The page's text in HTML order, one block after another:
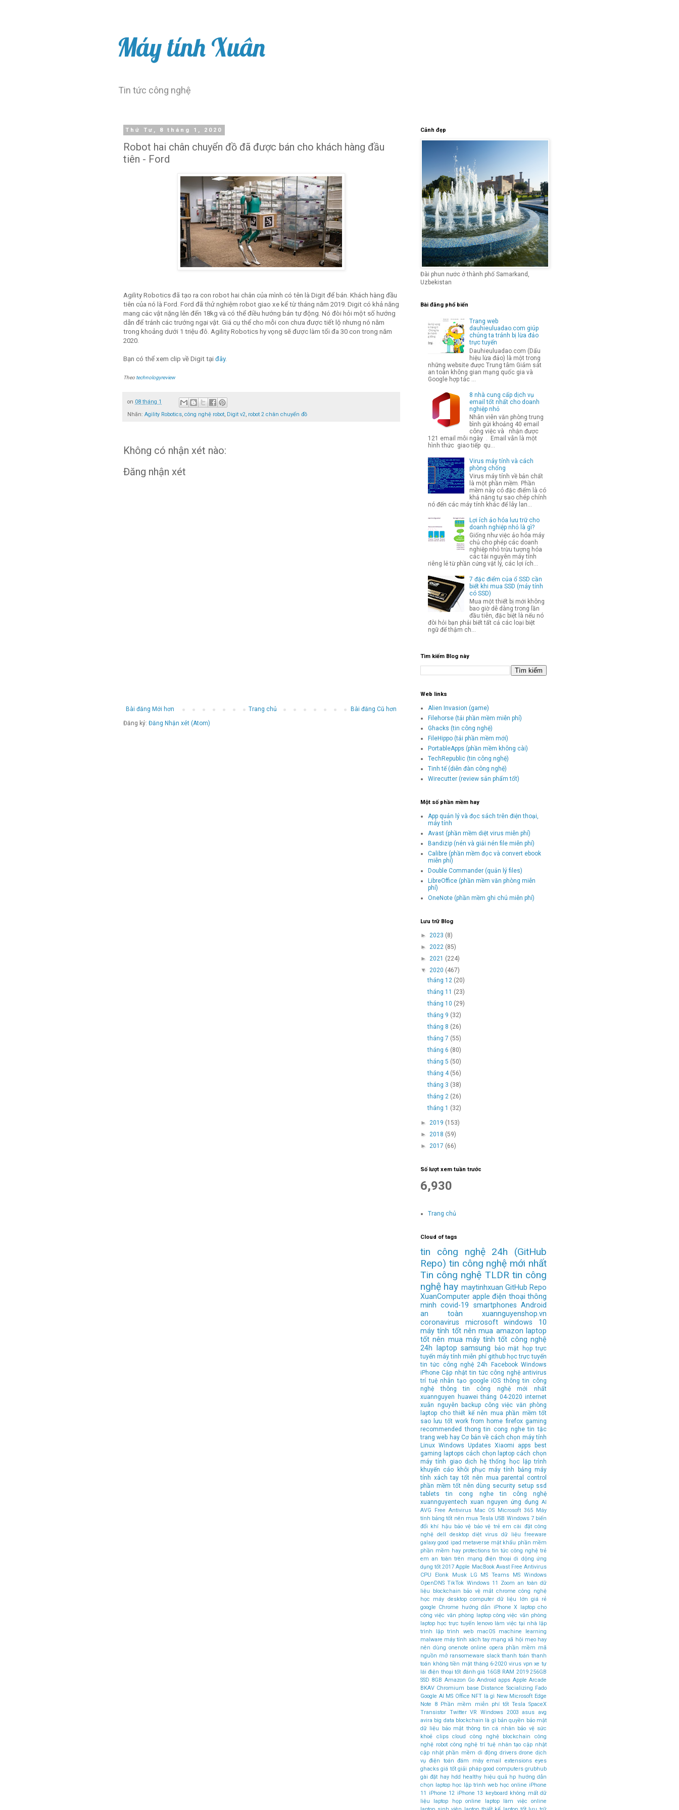
Máy tính Xuân
Tin tức công nghệ
Thứ Tư, 8 tháng 1, 2020
Robot hai chân chuyển đồ đã được bán cho khách hàng đầu
tiên - Ford
Agility Robotics đã tạo ra con robot hai chân của mình có tên là Digit để bán. Khách hàng đầu
tiên của nó là Ford. Ford đã thử nghiệm robot giao xe kể từ tháng năm 2019. Digit có khả năng
mang các vật nặng lên đến 18kg và có thể điều hướng bán tự động. Nó đòi hỏi một số hướng
dẫn để tránh các trướng ngại vật. Giá cụ thể cho mỗi con chưa được tiết lộ nhưng nó nằm
trong khoảng dưới 1 triệu đô. Agility Robotics hy vọng sẽ được làm tối đa 30 con trong năm
2020.
Bạn có thể xem clip về Digit tại đây.
Theo technologyreview
on 08 tháng 1
Nhãn: Agility Robotics công nghệ robot Digit v2 robot 2 chân chuyển đồ
Không có nhận xét nào:
Đăng nhận xét
Bài đăng Mới hơn Bài đăng Cũ hơn
Trang chủ
Đăng ký: Đăng Nhận xét (Atom)
Cảnh đẹp
Đài phun nước ở thành phố Samarkand,
Uzbekistan
Bài đăng phổ biến
Trang web
dauhieuluadao.com giúp
chúng ta tránh bị lừa đảo
trực tuyến
Dauhieuluadao.com (Dấu
hiệu lừa đảo) là một trong
những website được Trung tâm Giám sát
an toàn không gian mạng quốc gia và
Google hợp tác ...
8 nhà cung cấp dịch vụ
email tốt nhất cho doanh
nghiệp nhỏ
Nhân viên văn phòng trung
bình gửi khoảng 40 email
công việc và nhận được
121 email mỗi ngày . Email vẫn là một
hình thức giao tiếp qu...
Virus máy tính và cách
phòng chống
Virus máy tính về bản chất
là một phần mềm. Phần
mềm này có đặc điểm là có
khả năng tự sao chép chính
nó đến các máy tính khác để lây lan...
Lợi ích ảo hóa lưu trữ cho
doanh nghiệp nhỏ là gì?
Giống như việc ảo hóa máy
chủ cho phép các doanh
nghiệp nhỏ trừu tượng hóa
các tài nguyên máy tính
riêng lẻ từ phần cứng vật lý, các lợi ích...
7 đặc điểm của ổ SSD cần
biết khi mua SSD (máy tính
có SSD)
Mua một thiết bị mới không
bao giờ dễ dàng trong lần
đầu tiên, đặc biệt là nếu nó
đòi hỏi bạn phải biết tất cả các loại biệt
ngữ để thậm ch...
Tìm kiếm Blog này
Web links
Alien Invasion (game)
Filehorse (tải phần mềm miễn phí)
Ghacks (tin công nghệ)
FileHippo (tải phần mềm mới)
PortableApps (phần mềm không cài)
TechRepublic (tin công nghệ)
Tinh tế (diễn đàn công nghệ)
Wirecutter (review sản phẩm tốt)
Một số phần mềm hay
App quản lý và đọc sách trên điện thoại,
máy tính
Avast (phần mềm diệt virus miễn phí)
Bandizip (nén và giải nén file miễn phí)
Calibre (phần mềm đọc và convert ebook
miễn phí)
Double Commander (quản lý files)
LibreOffice (phần mềm văn phòng miễn
phí)
OneNote (phần mềm ghi chú miễn phí)
Lưu trữ Blog
► 2023 (8)
► 2022 (85)
► 2021 (224)
▼ 2020 (467)
tháng 12 (20)
tháng 11 (23)
tháng 10 (29)
tháng 9 (32)
tháng 8 (26)
tháng 7 (55)
tháng 6 (80)
tháng 5 (50)
tháng 4 (56)
tháng 3 (38)
tháng 2 (26)
tháng 1 (32)
► 2019 (153)
► 2018 (59)
► 2017 (66)
Số lượt xem tuần trước
6,930
Trang chủ
Cloud of tags
tin công nghệ 24h
(GitHub
Repo) tin công nghệ mới nhất
Tin công nghệ TLDR tin công
nghệ hay maytinhxuan GitHub Repo
XuanComputer apple điện thoại thông
minh covid-19 smartphones Android
an toàn
xuannguyenshop.vn
coronavirus
microsoft
windows 10
máy tính tốt nên mua amazon laptop
tốt nên mua máy tính tốt công nghệ
24h
laptop samsung bảo mật
họp trực
tuyến máy tính miễn phí github học trực tuyến
tin tức công nghệ 24h Facebook Windows
iPhone Cập nhật tin tức công nghệ antivirus
trí tuệ nhân tạo google iOS thông tin công
nghệ
thông tin công nghệ mới nhất
xuannguyen
huawei tháng 04-2020 internet
xuân nguyên
backup công việc văn phòng
laptop cho thiết kế nên mua phần mềm tốt
sao lưu tốt work from home firefox gaming
recommended thong tin cong nghe tin tặc
trang web hay Cơ bản về cách chọn máy tính
Linux Windows Updates Xiaomi apps
best
gaming laptops cách chọn laptop cách chọn
máy tính
giao dịch hệ thống
học lập trình
khuyến cáo
khôi phục máy tính bảng máy
tính xách tay tốt nên mua parental control
phần mềm tốt nên dùng security setup ssd
tablets
tin cong nghe
tin công nghệ
xuannguyentech xuan nguyen ứng dụng AI
AVG Free Antivirus Mac OS Microsoft 365 Máy
tính bảng tốt nên mua Tesla USB Windows 7 biến
đổi khí hậu bảo vệ bảo vệ trẻ em cài đặt công
nghệ dell desktop diệt virus dữ liệu
freeware
galaxy good ipad metaverse mật khẩu phần mềm
phần mềm hay protections tin tức công nghệ trẻ
em an toàn trên mạng điện thoại di dộng ứng
dụng tốt 2017 Apple MacBook Avast Free Antivirus
CPU
Elonk Musk LG MS Teams
MS Windows
OpenDNS TikTok Windows 11 Zoom an toàn dữ
liệu
blockchain bảo vệ mắt chrome công nghệ
học máy desktop computer dữ liệu lớn giá rẻ
google Chrome
hướng dẫn iPhone X laptop cho
công việc văn phòng laptop công việc văn phòng
laptop học trực tuyến lenovo làm việc tại nhà lập
trình
lập trình web macOS
machine learning
malware máy tính xách tay mạng xã hội mẹo hay
nên dùng onenote online opera phần mềm mã
nguồn mở ransomeware slack thanh toán thanh
toán không tiền mặt tháng 6-2020 virus vpn xe tự
lái điện thoại tốt đánh giá 16GB RAM 2019 256GB
SSD 8GB Amazon Go Android apps Apple Arcade
BKAV Chromium base Distance Socializing Fado
Google AI MS Office NFT là gì New Microsoft Edge
Note 8 Phần mềm miễn phí tốt Tesla SpaceX
Transistor Twitter VR Windows 2003 asus avg
avira big data blockchain là gì bản quyền bảo mật
dữ liệu
bảo mật thông tin cá nhân bảo vệ sức
khoẻ
clips cloud công nghệ blockchain
công
nghệ robot công nghệ trí tuệ nhân tạo cập nhật
cập nhật phần mềm di động drivers drone dịch
vụ điện toán đám mây email extensions eyes
ghacks giá tốt giải pháp good computers grubhub
gài đặt hay hdd healthy hiệu quả hp hướng dẫn
chọn laptop học lập trình web học online iPhone
11
iPhone 12 iPhone 13 keyboard không mất dữ
liệu
laptop họp online
laptop làm việc online